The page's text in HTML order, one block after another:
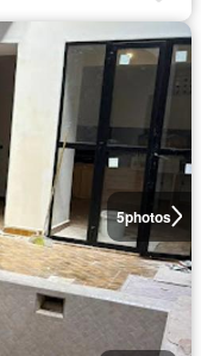
5photos